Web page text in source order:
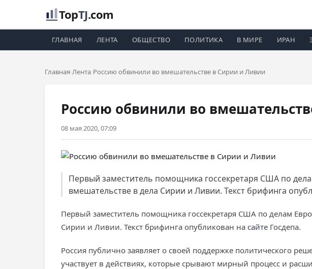
TopTJ.com
ГЛАВНАЯ ЛЕНТА ОБЩЕСТВО ПОЛИТИКА В МИРЕ ИРАН
Главная Лента Россию обвинили во вмешательстве в Сирии и Ливии
Россию обвинили во
08 мая 2020, 07:09
Первый заместитель помощника госсекретаря США по
вмешательстве в дела Сирии и Ливии. Текст брифинга
Первый заместитель помощника госсекретаря США по делам
Сирии и Ливии. Текст брифинга опубликован на сайте Госдепа.
Россия публично заявляет о своей поддержке политического
участвует в действиях, которые срывают мирный процесс и